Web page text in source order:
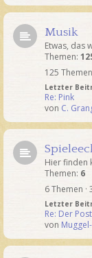
Musik
Etwas, das
Themen:
125
Letzter
Re: Pink
von C.
Hier finden
Themen: 6
6 Themen ·
Letzter
Re: Der
von